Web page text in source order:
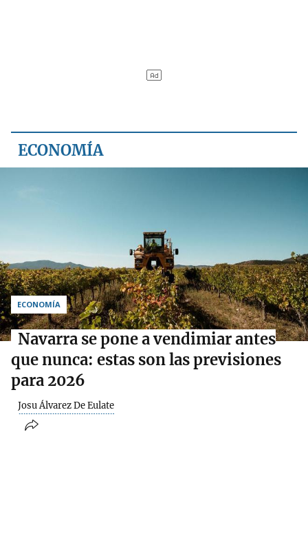
ECONOMÍA
ECONOMÍA
Navarra se pone a vendimiar antes
que nunca: estas son las previsiones
para 2026
Josu Álvarez De Eulate